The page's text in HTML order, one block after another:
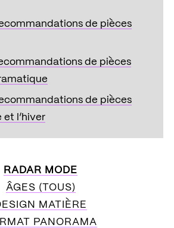
de pièces
de pièces
de pièces
et l’hiver
RADAR MODE
ÂGES (TOUS)
MATIÈRE
PANORAMA